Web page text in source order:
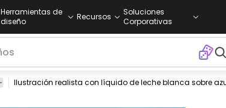
Herramientas de
diseño
Recursos
Soluciones
Corporativas
3d ilustrado anuncio yogur lechería bebidas beber